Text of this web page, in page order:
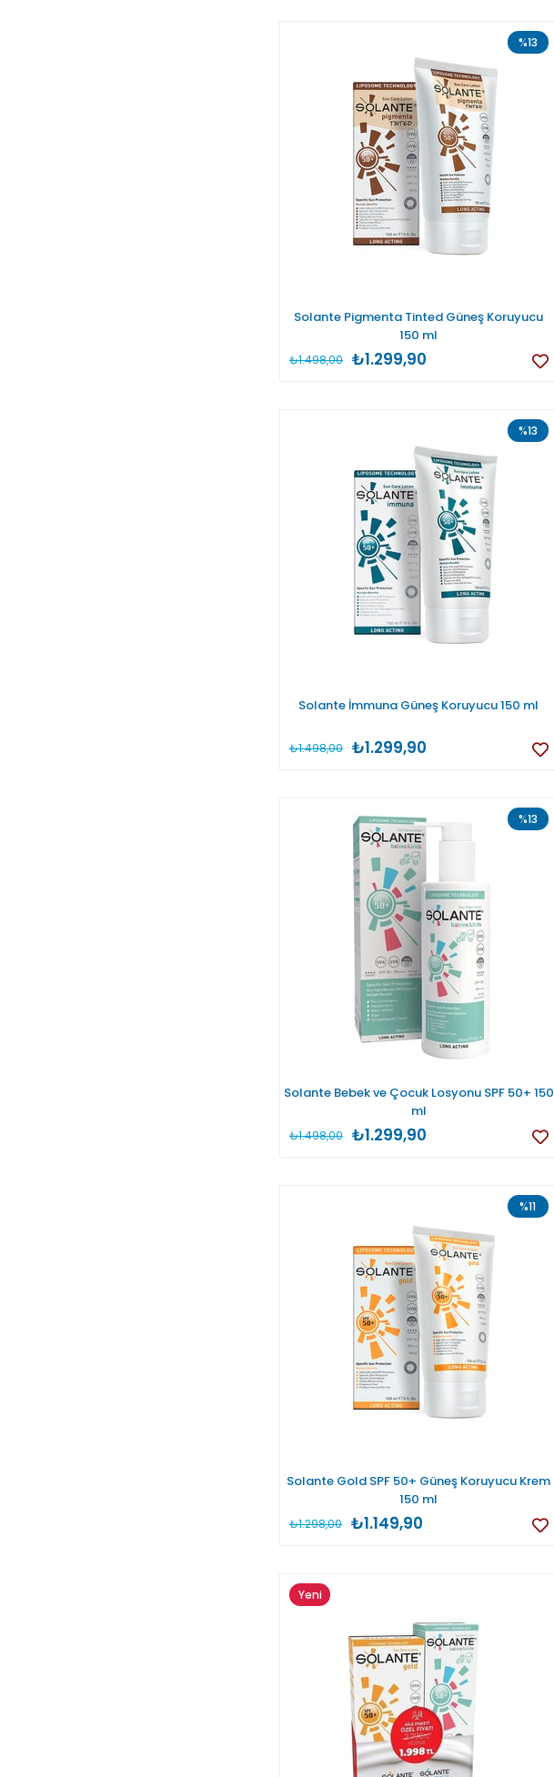
Solante Pigmenta Tinted Güneş Koruyucu
150 ml
₺1.299,90
₺1.498,00
%13
Solante İmmuna Güneş Koruyucu 150 ml
₺1.299,90
₺1.498,00
%13
Solante Bebek ve Çocuk Losyonu SPF 50+ 150
ml
₺1.299,90
₺1.498,00
%13
Solante Gold SPF 50+ Güneş Koruyucu Krem
150 ml
₺1.149,90
₺1.298,00
%11
Yeni